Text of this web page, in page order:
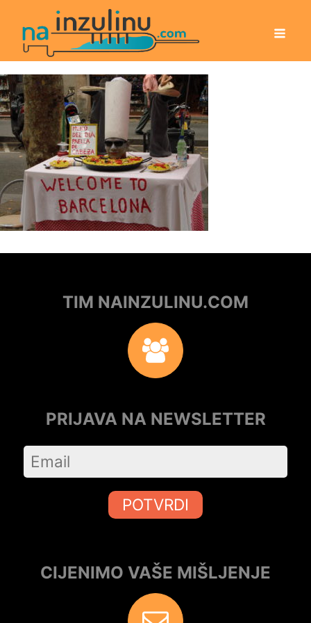
TIM NAINZULINU.COM
PRIJAVA NA NEWSLETTER
POTVRDI
CIJENIMO VAŠE MIŠLJENJE